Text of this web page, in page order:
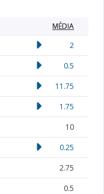
MÉDIA
2
0.5
11.75
1.75
10
0.25
2.75
0.5